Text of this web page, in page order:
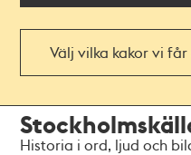
Välj vilka kakor vi
navigationen
huvudinnehållet
Historia i ord, ljud och